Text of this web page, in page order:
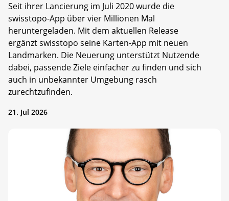
Seit ihrer Lancierung im Juli 2020 wurde die
swisstopo-App über vier Millionen Mal
heruntergeladen. Mit dem aktuellen Release
ergänzt swisstopo seine Karten-App mit neuen
Landmarken. Die Neuerung unterstützt Nutzende
dabei, passende Ziele einfacher zu finden und sich
auch in unbekannter Umgebung rasch
zurechtzufinden.
21. Jul 2026